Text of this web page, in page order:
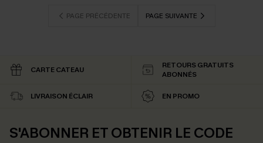
PAGE PRÉCÉDENTE PAGE SUIVANTE
CARTE CATEAU
RETOURS GRATUITS
ABONNÉS
LIVRAISON ÉCLAIR EN PROMO
S'ABONNER ET OBTENIR LE CODE